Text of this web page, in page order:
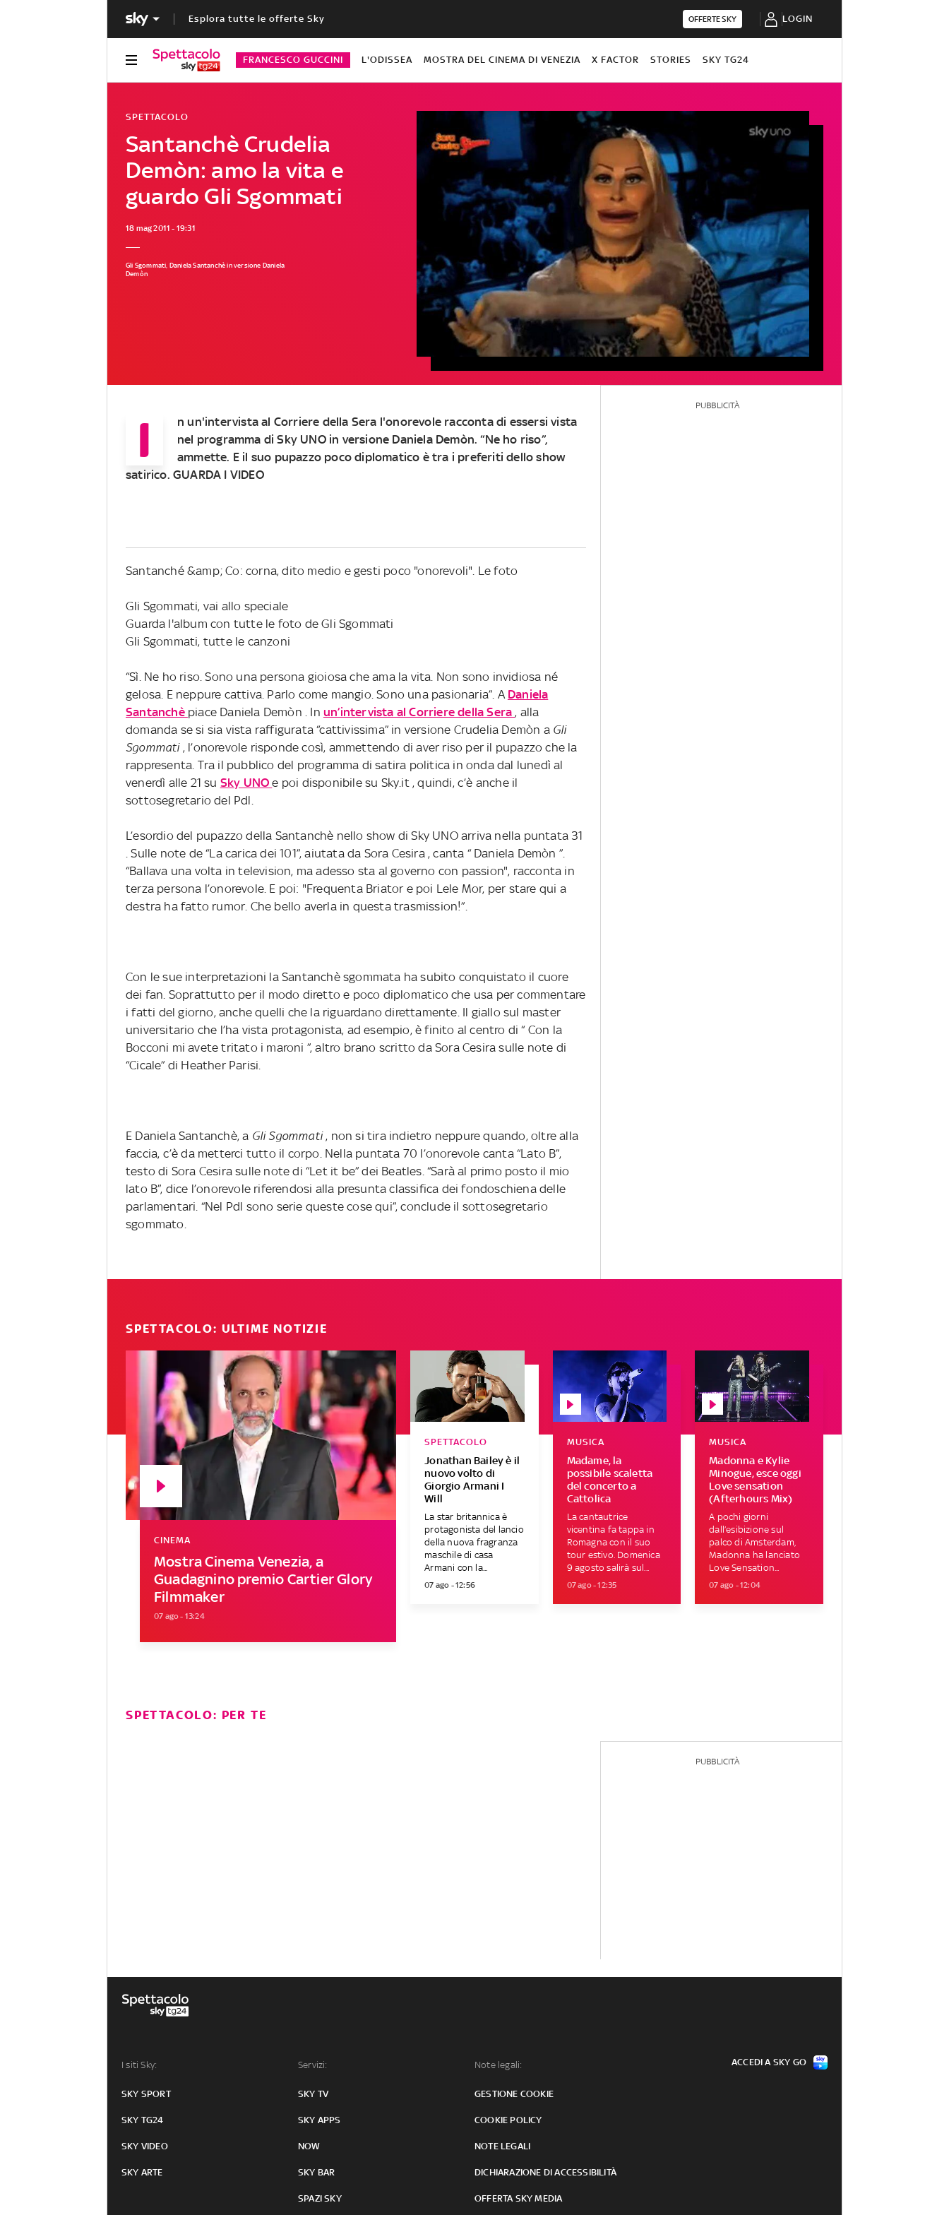
Esplora tutte le offerte Sky OFFERTE SKY LOGIN
FRANCESCO GUCCINI L'ODISSEA MOSTRA DEL CINEMA DI VENEZIA X FACTOR STORIES SKY TG24
Santanchè Crudelia
Demòn: amo la vita e
guardo Gli Sgommati
SPETTACOLO
18 mag 2011 - 19:31
Gli Sgommati, Daniela Santanchè in versione Daniela
Demòn
I
n un'intervista al Corriere della Sera l'onorevole racconta di essersi vista
nel programma di Sky UNO in versione Daniela Demòn. “Ne ho riso”,
ammette. E il suo pupazzo poco diplomatico è tra i preferiti dello show
satirico. GUARDA I VIDEO
Santanché &amp; Co: corna, dito medio e gesti poco "onorevoli". Le foto
Gli Sgommati, vai allo speciale
Guarda l'album con tutte le foto de Gli Sgommati
Gli Sgommati, tutte le canzoni
“Sì. Ne ho riso. Sono una persona gioiosa che ama la vita. Non sono invidiosa né
gelosa. E neppure cattiva. Parlo come mangio. Sono una pasionaria”. A Daniela
Santanchè piace Daniela Demòn . In un’intervista al Corriere della Sera, alla
domanda se si sia vista raffigurata “cattivissima” in versione Crudelia Demòn a Gli
Sgommati , l’onorevole risponde così, ammettendo di aver riso per il pupazzo che la
rappresenta. Tra il pubblico del programma di satira politica in onda dal lunedì al
venerdì alle 21 su Sky UNOe poi disponibile su Sky.it , quindi, c’è anche il
sottosegretario del Pdl.
L’esordio del pupazzo della Santanchè nello show di Sky UNO arriva nella puntata 31
. Sulle note de “La carica dei 101”, aiutata da Sora Cesira , canta “ Daniela Demòn ”.
“Ballava una volta in television, ma adesso sta al governo con passion", racconta in
terza persona l’onorevole. E poi: "Frequenta Briator e poi Lele Mor, per stare qui a
destra ha fatto rumor. Che bello averla in questa trasmission!”.
Con le sue interpretazioni la Santanchè sgommata ha subito conquistato il cuore
dei fan. Soprattutto per il modo diretto e poco diplomatico che usa per commentare
i fatti del giorno, anche quelli che la riguardano direttamente. Il giallo sul master
universitario che l’ha vista protagonista, ad esempio, è finito al centro di “ Con la
Bocconi mi avete tritato i maroni ”, altro brano scritto da Sora Cesira sulle note di
“Cicale” di Heather Parisi.
E Daniela Santanchè, a Gli Sgommati, non si tira indietro neppure quando, oltre alla
faccia, c’è da metterci tutto il corpo. Nella puntata 70 l’onorevole canta “Lato B”,
testo di Sora Cesira sulle note di “Let it be” dei Beatles. “Sarà al primo posto il mio
lato B”, dice l’onorevole riferendosi alla presunta classifica dei fondoschiena delle
parlamentari. “Nel Pdl sono serie queste cose qui”, conclude il sottosegretario
sgommato.
PUBBLICITÀ
SPETTACOLO: ULTIME NOTIZIE
Mostra Cinema Venezia, a
Guadagnino premio Cartier Glory
Filmmaker
CINEMA
07 ago - 13:24
Jonathan Bailey è il
nuovo volto di
Giorgio Armani I
Will
SPETTACOLO
La star britannica è
protagonista del lancio
della nuova fragranza
maschile di casa
Armani con la...
07 ago - 12:56
Madame, la
possibile scaletta
del concerto a
Cattolica
MUSICA
La cantautrice
vicentina fa tappa in
Romagna con il suo
tour estivo. Domenica
9 agosto salirà sul...
07 ago - 12:35
Madonna e Kylie
Minogue, esce oggi
Love sensation
(Afterhours Mix)
MUSICA
A pochi giorni
dall’esibizione sul
palco di Amsterdam,
Madonna ha lanciato
Love Sensation...
07 ago - 12:04
SPETTACOLO: PER TE
PUBBLICITÀ
I siti Sky:
SKY SPORT
SKY TG24
SKY VIDEO
SKY ARTE
Servizi:
SKY TV
SKY APPS
NOW
SKY BAR
SPAZI SKY
Note legali:
GESTIONE COOKIE
COOKIE POLICY
NOTE LEGALI
DICHIARAZIONE DI ACCESSIBILITÀ
OFFERTA SKY MEDIA
ACCEDI A SKY GO